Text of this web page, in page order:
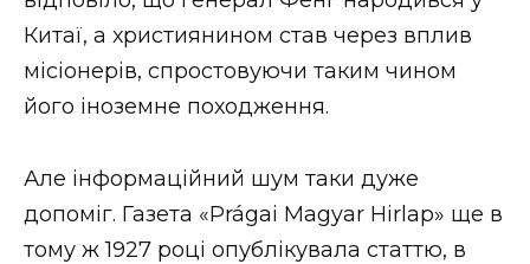
Китаї, а християнином став через вплив
місіонерів, спростовуючи таким чином
його іноземне походження.
Але інформаційний шум таки дуже
допоміг. Газета «Prágai Magyar Hirlap» ще в
тому ж 1927 році опублікувала статтю, в